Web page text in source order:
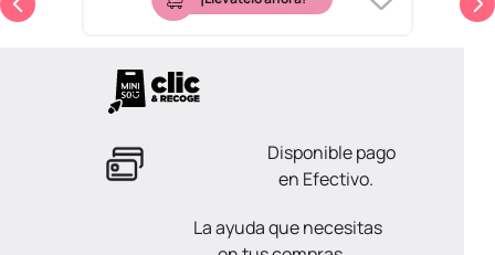
¡Llévatelo ahora!
Disponible pago
La ayuda que necesitas